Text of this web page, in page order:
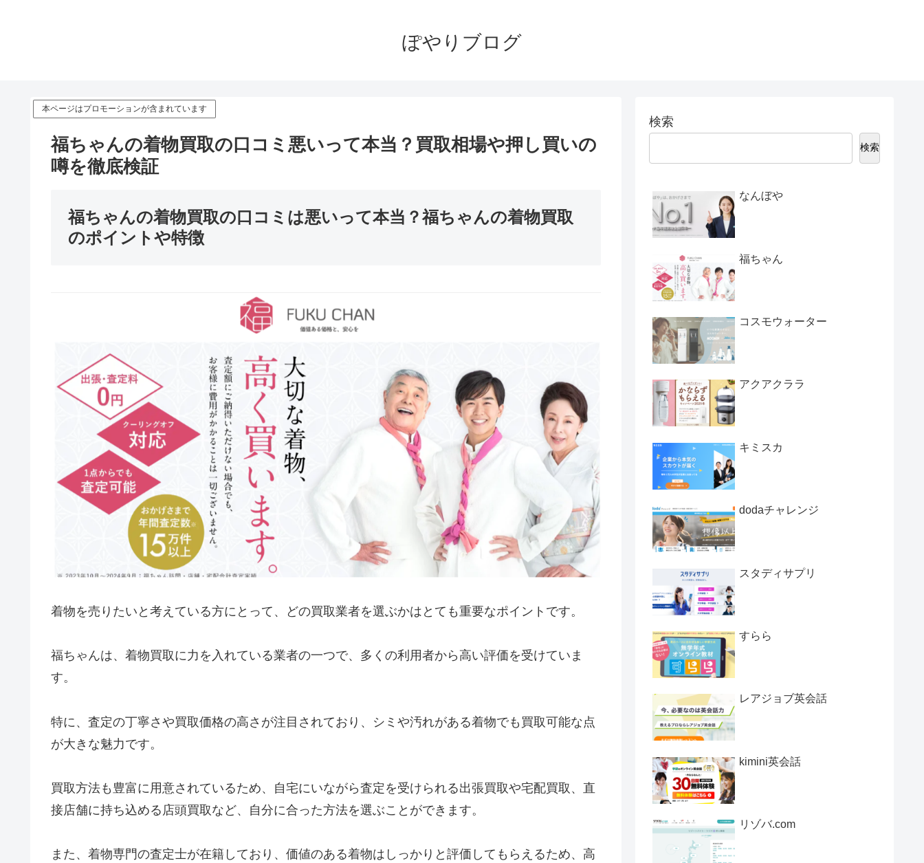
ぽやりブログ
本ページはプロモーションが含まれています
福ちゃんの着物買取の口コミ悪いって本当？買取相場や押し買いの
噂を徹底検証
福ちゃんの着物買取の口コミは悪いって本当？福ちゃんの着物買取
のポイントや特徴
着物を売りたいと考えている方にとって、どの買取業者を選ぶかはとても重要なポイントです。
福ちゃんは、着物買取に力を入れている業者の一つで、多くの利用者から高い評価を受けていま
す。
特に、査定の丁寧さや買取価格の高さが注目されており、シミや汚れがある着物でも買取可能な点
が大きな魅力です。
買取方法も豊富に用意されているため、自宅にいながら査定を受けられる出張買取や宅配買取、直
接店舗に持ち込める店頭買取など、自分に合った方法を選ぶことができます。
また、着物専門の査定士が在籍しており、価値のある着物はしっかりと評価してもらえるため、高
検索
検索
なんぼや
福ちゃん
コスモウォーター
アクアクララ
キミスカ
dodaチャレンジ
スタディサプリ
すらら
レアジョブ英会話
kimini英会話
リゾバ.com